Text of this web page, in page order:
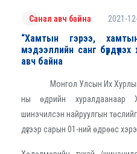
Санал авч байна 2021-
“Хамтын гэрээ,
мэдээллийн санг
авч байна
Монгол Улсын Их
ны өдрийн хуралдаанаар
шинэчилсэн найруулгын
дүгээр сарын 01-ний өдрөөс